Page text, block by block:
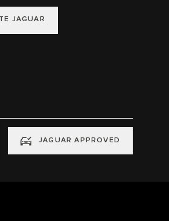
JAGUAR
JAGUAR APPROVED